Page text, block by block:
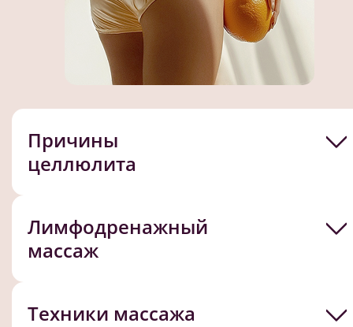
Причины
целлюлита
Лимфодренажный
массаж
Техники массажа